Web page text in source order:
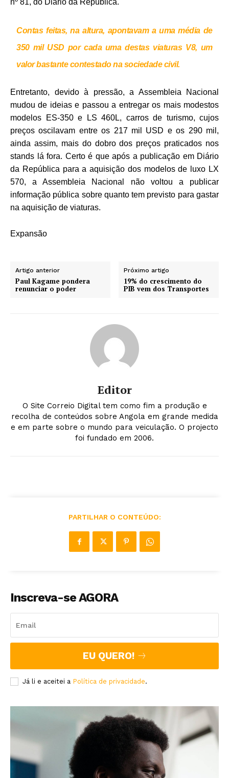
nº 81, do Diário da República.
Contas feitas, na altura, apontavam a uma média de
350 mil USD por cada uma destas viaturas V8, um
valor bastante contestado na sociedade civil.
Entretanto, devido à pressão, a Assembleia Nacional
mudou de ideias e passou a entregar os mais modestos
modelos ES-350 e LS 460L, carros de turismo, cujos
preços oscilavam entre os 217 mil USD e os 290 mil,
ainda assim, mais do dobro dos preços praticados nos
stands lá fora. Certo é que após a publicação em Diário
da República para a aquisição dos modelos de luxo LX
570, a Assembleia Nacional não voltou a publicar
informação pública sobre quanto tem previsto para gastar
na aquisição de viaturas.
Expansão
Artigo anterior
Paul Kagame pondera
renunciar o poder
Próximo artigo
19% do crescimento do
PIB vem dos Transportes
Editor
O Site Correio Digital tem como fim a produção e
recolha de conteúdos sobre Angola em grande medida
e em parte sobre o mundo para veiculação. O projecto
foi fundado em 2006.
PARTILHAR O CONTEÚDO:
Inscreva-se AGORA
EU QUERO!
Já li e aceitei a Política de privacidade.